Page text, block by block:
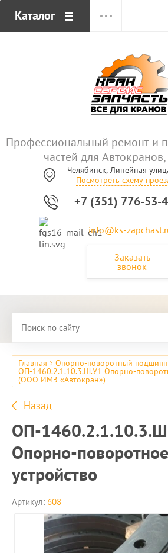
Каталог
Профессиональный ремонт и
частей для
Челябинск, Линейная
Посмотреть схему
+7 (351) 776-53-
info@ks-
Заказать
звонок
Главная Опорно-поворотный
ОП-1460.2.1.10.3.Ш.У1 Опорно-
(ООО ИМЗ «Автокран»)
Назад
ОП-
Опорно-поворотное
устройство
Артикул: 608